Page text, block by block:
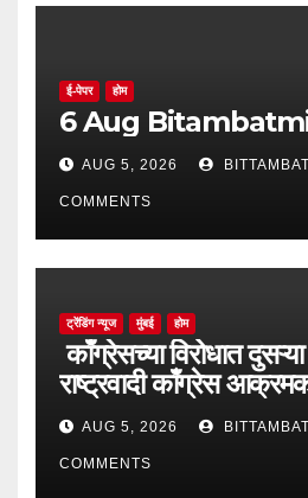
ई-पेपर होम
6 Aug
AUG 5, 2026
COMMENTS
ट्रेंडिंग न्यूज मुंबई होम
काँग्रेसच्या विरोधात दुसऱ्या
राष्ट्रवादी काँग्रेस
AUG 5, 2026
COMMENTS